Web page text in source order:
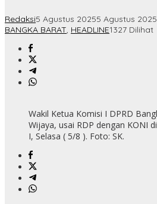
Redaksi5 Agustus 20255 Agustus 2025
BANGKA BARAT, HEADLINE1327 Dilihat
Wakil Ketua Komisi I DPRD
Wijaya, usai RDP dengan KONI
I, Selasa ( 5/8 ). Foto: SK.